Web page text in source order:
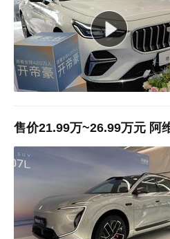
售价21.99万~26.99万元 阿